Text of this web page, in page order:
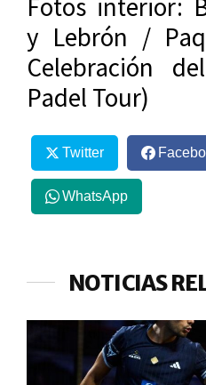
y Lebrón /
Celebración
Padel Tour)
Twitter
WhatsApp
NOTICIAS